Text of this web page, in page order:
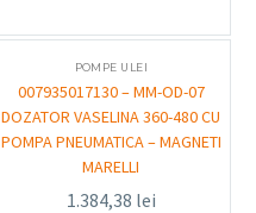
POMPE ULEI
007935017130 – MM-OD-07
DOZATOR VASELINA 360-480 CU
POMPA PNEUMATICA – MAGNETI
MARELLI
1.384,38 lei